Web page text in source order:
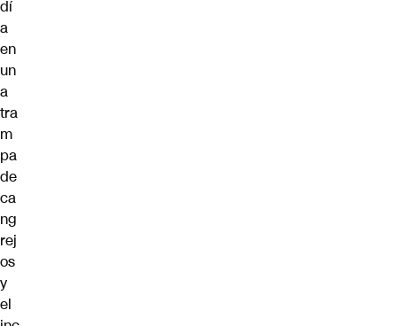
dí
a
en
un
a
tra
m
pa
de
ca
ng
rej
os
y
el